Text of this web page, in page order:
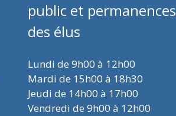
public et permanences
des élus
Lundi de 9h00 à 12h00
Mardi de 15h00 à 18h30
Jeudi de 14h00 à 17h00
Vendredi de 9h00 à 12h00